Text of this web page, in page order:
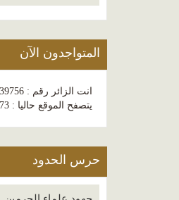
المتواجدون الآن
انت الزائر رقم : 1939756
يتصفح الموقع حاليا : 173
حرس الحدود